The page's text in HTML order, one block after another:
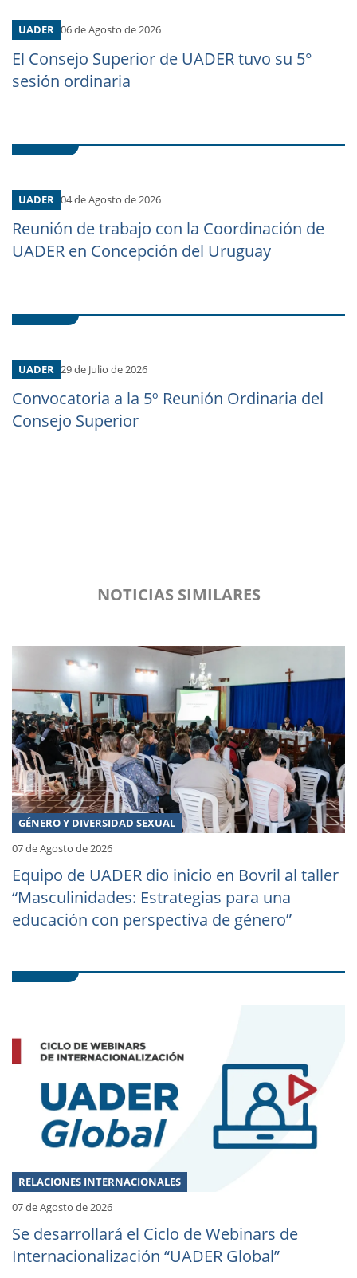
UADER 06 de Agosto de 2026
El Consejo Superior de UADER tuvo su 5°
sesión ordinaria
UADER 04 de Agosto de 2026
Reunión de trabajo con la Coordinación de
UADER en Concepción del Uruguay
UADER 29 de Julio de 2026
Convocatoria a la 5º Reunión Ordinaria del
Consejo Superior
NOTICIAS SIMILARES
GÉNERO Y DIVERSIDAD SEXUAL
07 de Agosto de 2026
Equipo de UADER dio inicio en Bovril al taller
“Masculinidades: Estrategias para una
educación con perspectiva de género”
RELACIONES INTERNACIONALES
07 de Agosto de 2026
Se desarrollará el Ciclo de Webinars de
Internacionalización “UADER Global”